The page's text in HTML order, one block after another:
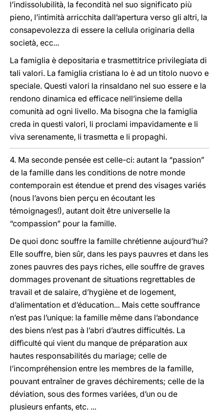
l’indissolubilità, la fecondità nel suo significato più
pieno, l’intimità arricchita dall’apertura verso gli altri, la
consapevolezza di essere la cellula originaria della
società, ecc...
La famiglia è depositaria e trasmettitrice privilegiata di
tali valori. La famiglia cristiana lo è ad un titolo nuovo e
speciale. Questi valori la rinsaldano nel suo essere e la
rendono dinamica ed efficace nell’insieme della
comunità ad ogni livello. Ma bisogna che la famiglia
creda in questi valori, li proclami impavidamente e li
viva serenamente, li trasmetta e li propaghi.
4. Ma seconde pensée est celle-ci: autant la “passion”
de la famille dans les conditions de notre monde
contemporain est étendue et prend des visages variés
(nous l’avons bien perçu en écoutant les
témoignages!), autant doit être universelle la
“compassion” pour la famille.
De quoi donc souffre la famille chrétienne aujourd’hui?
Elle souffre, bien sûr, dans les pays pauvres et dans les
zones pauvres des pays riches, elle souffre de graves
dommages provenant de situations regrettables de
travail et de salaire, d’hygiène et de logement,
d’alimentation et d’éducation... Mais cette souffrance
n’est pas l’unique: la famille même dans l’abondance
des biens n’est pas à l’abri d’autres difficultés. La
diffìculté qui vient du manque de préparation aux
hautes responsabilités du mariage; celle de
l’incompréhension entre les membres de la famille,
pouvant entraîner de graves déchirements; celle de la
déviation, sous des formes variées, d’un ou de
plusieurs enfants, etc. ...